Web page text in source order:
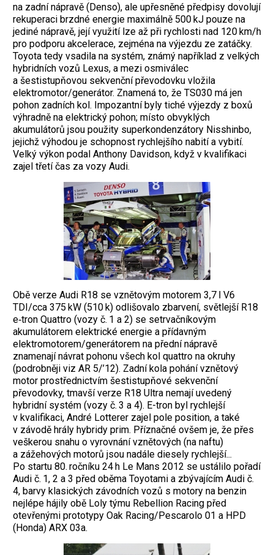
na zadní nápravě (Denso), ale upřesněné předpisy dovolují
rekuperaci brzdné energie maximálně 500 kJ pouze na
jediné nápravě, její využití lze až při rych­losti nad 120 km/h
pro podporu akcelerace, zejména na výjezdu ze zatáčky.
Toyota tedy ­vsadila na systém, známý například z velkých
hybridních vozů Lexus, a mezi osmiválec
a šestistupňovou sekvenční pře­vodovku vložila
elektromotor/generátor. Znamená to, že TS030 má jen
pohon zadních kol. Impozantní byly tiché výjezdy z boxů
výhradně na elektrický pohon; místo obvyklých
akumulátorů jsou použity superkondenzátory Nisshinbo,
jejichž výhodou je schopnost rychlejšího nabití a vybití.
Velký výkon podal Anthony Davidson, když v kvalifikaci
zajel třetí čas za vozy Audi.
Obě verze Audi R18 se vznětovým motorem 3,7 l V6
TDI/cca 375 kW (510 k) odlišovalo zbarvení, světlejší R18
e‑tron Quattro (vozy č. 1 a 2) se setrvačníkovým
akumulátorem elektrické energie a přídavným
elektromotorem/generátorem na přední nápravě
znamenají návrat pohonu všech kol quattro na okruhy
(podrobněji viz AR 5/’12). Zadní kola pohání vznětový
motor prostřednictvím šestistupňové sekvenční
převodovky, tmavší verze R18 Ultra nemají uvedený
hybridní systém (vozy č. 3 a 4). E-tron byl rychlejší
v kvalifikaci, André Lotterer zajel pole posi­tion, a také
v závodě hrály hybridy prim. Příznačné ovšem je, že přes
veškerou snahu o vyrovnání vznětových (na naftu)
a zážehových motorů jsou nadále diesely rychlejší...
Po startu 80. ročníku 24 h Le Mans 2012 se ustálilo pořadí
Audi č. 1, 2 a 3 před oběma Toyotami a zbývajícím Audi č.
4, barvy klasických závodních vozů s motory na benzin
nejlépe hájily obě Loly týmu Rebellion Racing před
otevřenými prototypy Oak Racing/Pescarolo 01 a HPD
(Honda) ARX 03a.